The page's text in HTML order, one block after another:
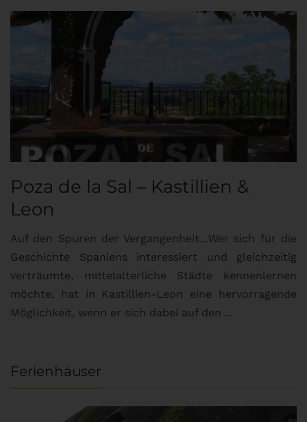
Poza de la Sal – Kastillien &
Leon
Auf den Spuren der Vergangenheit…Wer sich für die
Geschichte Spaniens interessiert und gleichzeitig
verträumte, mittelalterliche Städte kennenlernen
möchte, hat in Kastillien-Leon eine hervorragende
Möglichkeit, wenn er sich dabei auf den ...
Ferienhäuser